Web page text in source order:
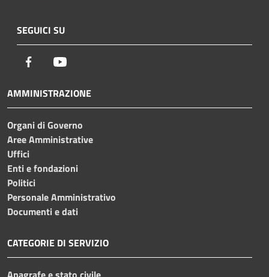
SEGUICI SU
Facebook
AMMINISTRAZIONE
Organi di Governo
Aree Amministrative
Uffici
Enti e fondazioni
Politici
Personale Amministrativo
Documenti e dati
CATEGORIE DI SERVIZIO